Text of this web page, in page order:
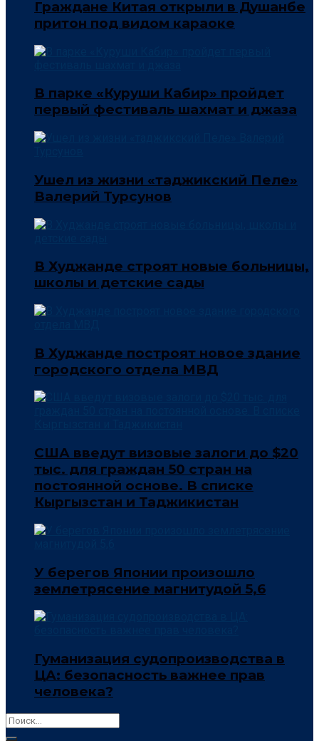
Граждане Китая открыли в Душанбе
притон под видом караоке
В парке «Куруши Кабир» пройдет
первый фестиваль шахмат и джаза
Ушел из жизни «таджикский Пеле»
Валерий Турсунов
В Худжанде строят новые больницы,
школы и детские сады
В Худжанде построят новое здание
городского отдела МВД
США введут визовые залоги до $20
тыс. для граждан 50 стран на
постоянной основе. В списке
Кыргызстан и Таджикистан
У берегов Японии произошло
землетрясение магнитудой 5,6
Гуманизация судопроизводства в
ЦА: безопасность важнее прав
человека?